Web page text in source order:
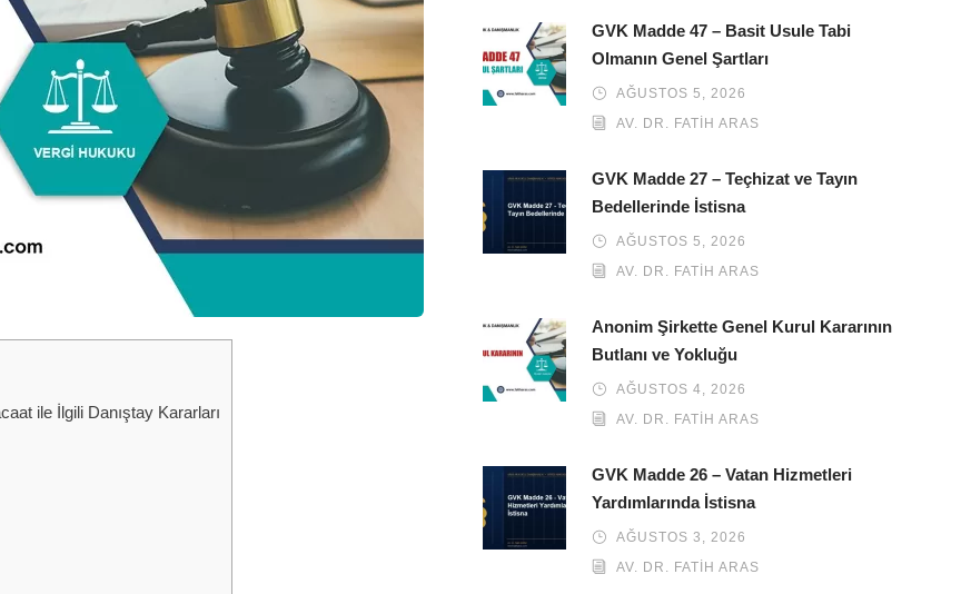
ile İlgili Danıştay Kararları
GVK Madde 47 – Basit Usule Tabi
Olmanın Genel Şartları
AĞUSTOS 5, 2026
AV. DR. FATIH ARAS
GVK Madde 27 – Teçhizat ve Tayın
Bedellerinde İstisna
AĞUSTOS 5, 2026
AV. DR. FATIH ARAS
Anonim Şirkette Genel Kurul Kararının
Butlanı ve Yokluğu
AĞUSTOS 4, 2026
AV. DR. FATIH ARAS
GVK Madde 26 – Vatan Hizmetleri
Yardımlarında İstisna
AĞUSTOS 3, 2026
AV. DR. FATIH ARAS